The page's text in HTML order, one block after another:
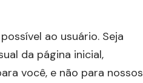
ao usuário. Seja
da página inicial,
você, e não para nossos